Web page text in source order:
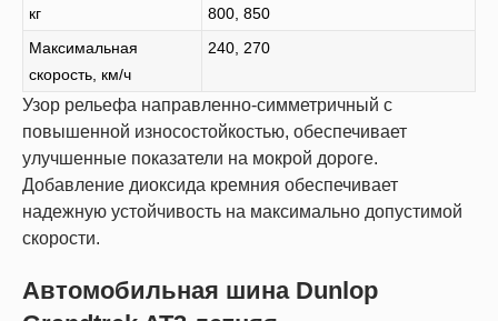
кг
800, 850
Максимальная
скорость, км/ч
240, 270
Узор рельефа направленно-симметричный с
повышенной износостойкостью, обеспечивает
улучшенные показатели на мокрой дороге.
Добавление диоксида кремния обеспечивает
надежную устойчивость на максимально допустимой
скорости.
Автомобильная шина Dunlop